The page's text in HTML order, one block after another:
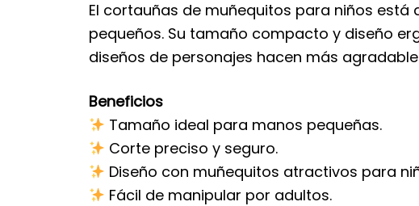
El cortauñas de muñequitos para niños
pequeños. Su tamaño compacto y diseño
diseños de personajes hacen más
Beneficios
Tamaño ideal para manos pequeñas.
Corte preciso y seguro.
Diseño con muñequitos atractivos para
Fácil de manipular por adultos.